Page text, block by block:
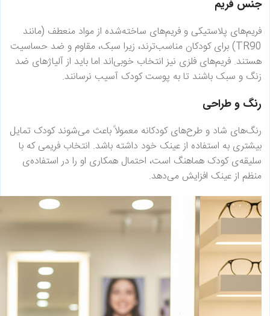
جنس فریم
فریم‌های پلاستیکی و فریم‌های ساخته‌شده از مواد منعطف (مانند
TR90) برای کودکان مناسب‌ترند، زیرا سبک، مقاوم و ضد حساسیت
هستند. فریم‌های فلزی نیز انتخاب خوبی‌اند اما باید از آلیاژهای ضد
زنگ و سبک باشند تا به پوست کودک آسیب نرسانند.
رنگ و طراحی
رنگ‌های شاد و طرح‌های کودکانه معمولاً باعث می‌شوند کودک تمایل
بیشتری به استفاده از عینک خود داشته باشد. انتخاب فریمی که با
سلیقه‌ی کودک هماهنگ است، احتمال همکاری او را در استفاده‌ی
منظم از عینک افزایش می‌دهد.